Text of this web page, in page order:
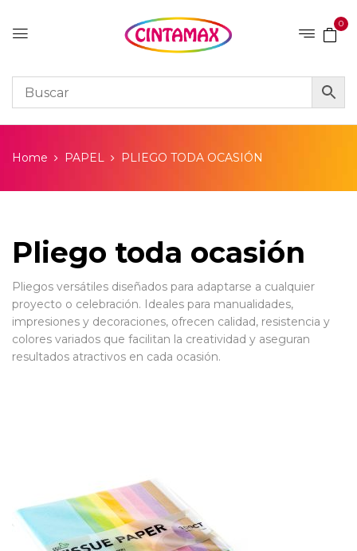
0
Home PAPEL PLIEGO TODA OCASIÓN
Pliego toda ocasión
Pliegos versátiles diseñados para adaptarse a cualquier
proyecto o celebración. Ideales para manualidades,
impresiones y decoraciones, ofrecen calidad, resistencia y
colores variados que facilitan la creatividad y aseguran
resultados atractivos en cada ocasión.